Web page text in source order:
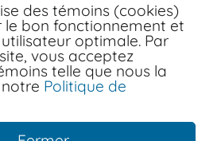
Dernières volontés
Conditions d'utilisation
Politiques de confidentialité
des témoins (cookies)
le bon fonctionnement et
optimale. Par
vous acceptez
telle que nous la
Politique de